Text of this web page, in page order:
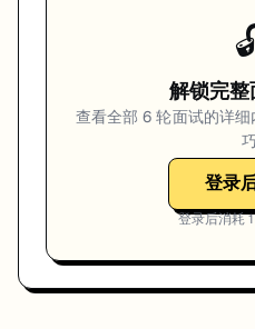
解锁完
查看全部6 轮面试的详
巧
登录
登录后消耗